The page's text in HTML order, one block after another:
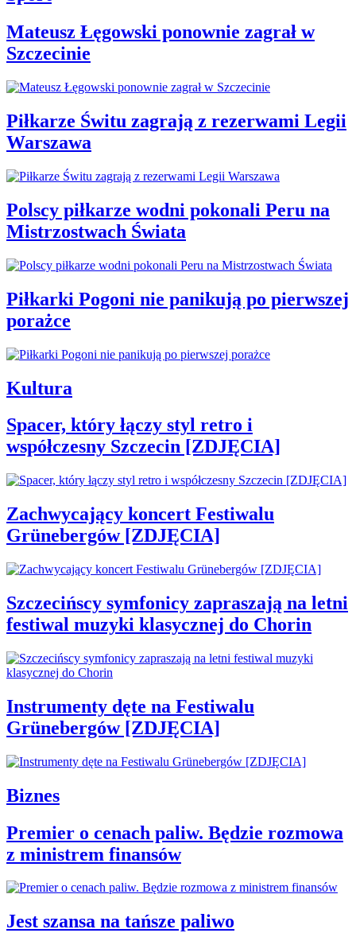
Mateusz Łęgowski ponownie zagrał w
Szczecinie
Piłkarze Świtu zagrają z rezerwami Legii
Warszawa
Polscy piłkarze wodni pokonali Peru na
Mistrzostwach Świata
Piłkarki Pogoni nie panikują po pierwszej
porażce
Kultura
Spacer, który łączy styl retro i
współczesny Szczecin [ZDJĘCIA]
Zachwycający koncert Festiwalu
Grünebergów [ZDJĘCIA]
Szczecińscy symfonicy zapraszają na letni
festiwal muzyki klasycznej do Chorin
Instrumenty dęte na Festiwalu
Grünebergów [ZDJĘCIA]
Biznes
Premier o cenach paliw. Będzie rozmowa
z ministrem finansów
Jest szansa na tańsze paliwo